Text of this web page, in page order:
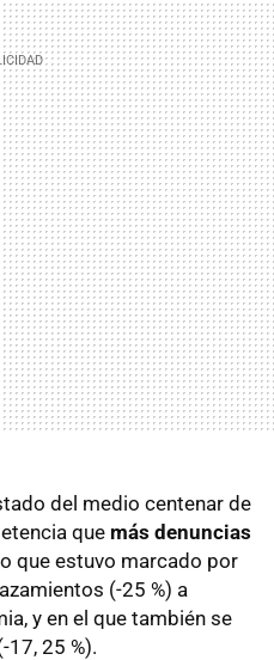
del medio centenar de
que más denuncias
que estuvo marcado por
(-25 %) a
y en el que también se
25 %).